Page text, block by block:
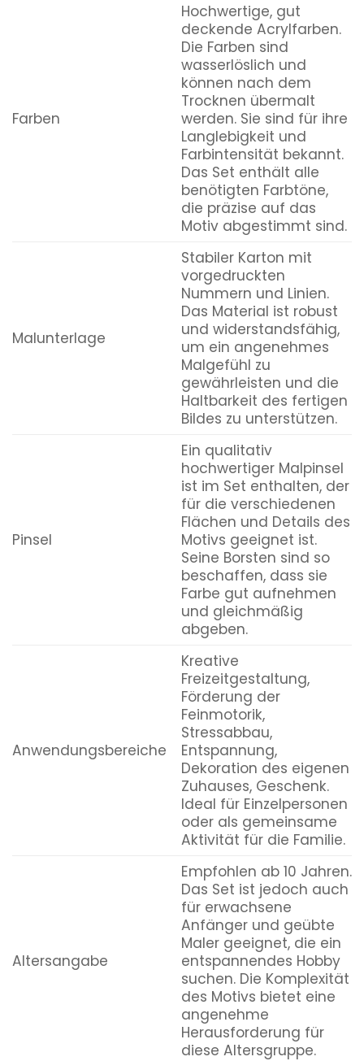
Farben
Hochwertige, gut
deckende Acrylfarben.
Die Farben sind
wasserlöslich und
können nach dem
Trocknen übermalt
werden. Sie sind für ihre
Langlebigkeit und
Farbintensität bekannt.
Das Set enthält alle
benötigten Farbtöne,
die präzise auf das
Motiv abgestimmt sind.
Malunterlage
Stabiler Karton mit
vorgedruckten
Nummern und Linien.
Das Material ist robust
und widerstandsfähig,
um ein angenehmes
Malgefühl zu
gewährleisten und die
Haltbarkeit des fertigen
Bildes zu unterstützen.
Pinsel
Ein qualitativ
hochwertiger Malpinsel
ist im Set enthalten, der
für die verschiedenen
Flächen und Details des
Motivs geeignet ist.
Seine Borsten sind so
beschaffen, dass sie
Farbe gut aufnehmen
und gleichmäßig
abgeben.
Anwendungsbereiche
Kreative
Freizeitgestaltung,
Förderung der
Feinmotorik,
Stressabbau,
Entspannung,
Dekoration des eigenen
Zuhauses, Geschenk.
Ideal für Einzelpersonen
oder als gemeinsame
Aktivität für die Familie.
Altersangabe
Empfohlen ab 10 Jahren.
Das Set ist jedoch auch
für erwachsene
Anfänger und geübte
Maler geeignet, die ein
entspannendes Hobby
suchen. Die Komplexität
des Motivs bietet eine
angenehme
Herausforderung für
diese Altersgruppe.